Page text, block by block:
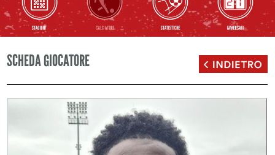
SCHEDA GIOCATORE